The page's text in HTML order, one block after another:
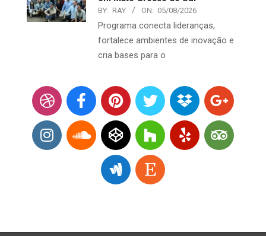
BY: RAY ON: 05/08/2026
Programa conecta lideranças,
fortalece ambientes de inovação e
cria bases para o